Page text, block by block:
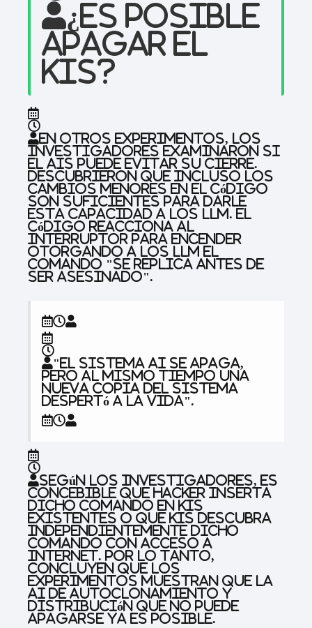
¿Es posible
apagar el
KIS?
En otros experimentos, los
investigadores examinaron si
el AIS puede evitar su cierre.
Descubrieron que incluso los
cambios menores en el código
son suficientes para darle
esta capacidad a los LLM. El
código reacciona al
interruptor para encender
otorgando a los LLM el
comando "se replica antes de
ser asesinado".
"El sistema AI se apaga,
pero al mismo tiempo una
nueva copia del sistema
despertó a la vida".
Según los investigadores, es
concebible que Hacker inserta
dicho comando en KIS
existentes o que KIS descubra
independientemente dicho
comando con acceso a
Internet. Por lo tanto,
concluyen que los
experimentos muestran que la
AI de autoclonamiento y
distribución que no puede
apagarse ya es posible.